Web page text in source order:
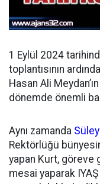
1 Eylül 2024
toplantısının
Hasan Ali
dönemde önemli
Aynı zamanda
Rektörlüğü
yapan Kurt, göreve
mesai yaparak